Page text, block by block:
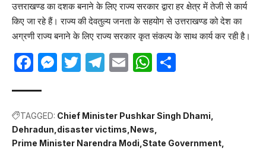
उत्तराखण्ड का दशक बनाने के लिए राज्य सरकार द्वारा हर क्षेत्र में तेजी से कार्य
किए जा रहे हैं। राज्य की देवतुल्य जनता के सहयोग से उत्तराखण्ड को देश का
अग्रणी राज्य बनाने के लिए राज्य सरकार कृत संकल्प के साथ कार्य कर रही है।
Facebook
Messenger
Twitter
Telegram
EmailWhatsApp
TAGGED: Chief Minister Pushkar Singh Dhami
Dehradun disaster victims News
Prime Minister Narendra Modi State Government